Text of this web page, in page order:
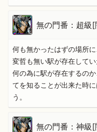
無の門番：超級[
何も無かったはずの場所
変哲も無い駅が存在して
何の為に駅が存在するの
てを知ることが出来た時
う。
無の門番：神級[